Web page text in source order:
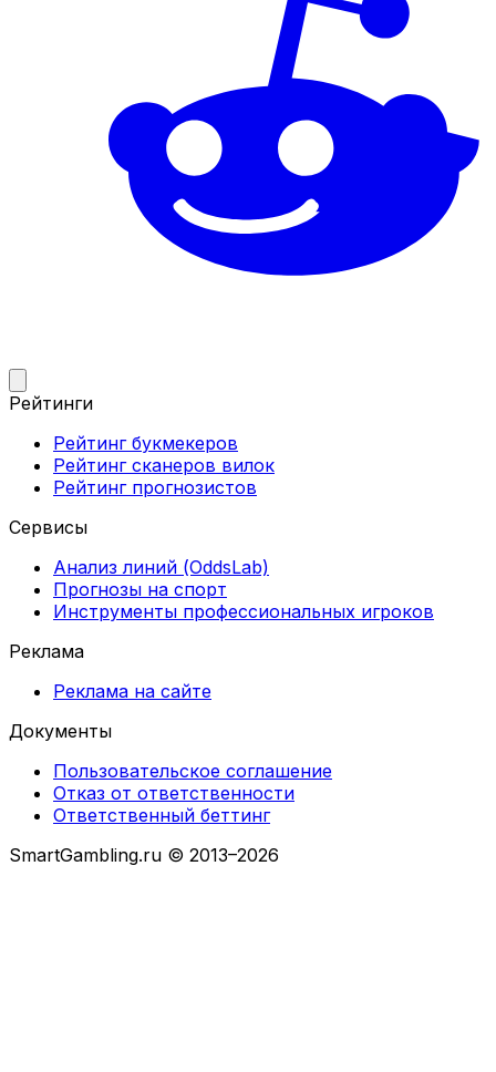
Рейтинги
Рейтинг букмекеров
Рейтинг сканеров вилок
Рейтинг прогнозистов
Сервисы
Анализ линий (OddsLab)
Прогнозы на спорт
Инструменты профессиональных игроков
Реклама
Реклама на сайте
Документы
Пользовательское соглашение
Отказ от ответственности
Ответственный беттинг
SmartGambling.ru © 2013–2026